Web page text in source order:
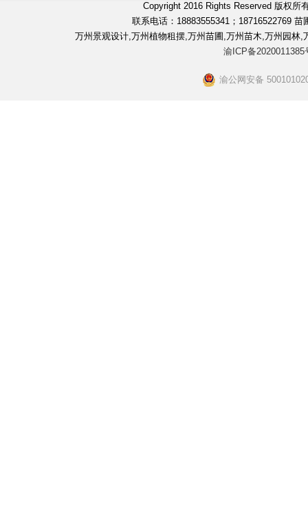
Copyright 2016 Rights Reserved 版权所
联系电话：18883555341；18716522769
万州景观设计,万州植物租摆,万州苗圃,万州苗木,万州园林
渝ICP备2020011385
渝公网安备